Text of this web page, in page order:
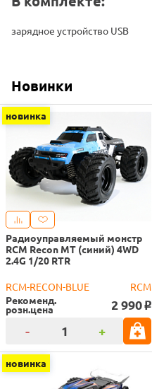
зарядное устройство USB
Новинки
новинка
Радиоуправляемый монстр
RCM Recon MT (синий) 4WD
2.4G 1/20 RTR
RCM-RECON-BLUE
RCM
Рекоменд.
розн.цена 2 990 o
- +
новинка